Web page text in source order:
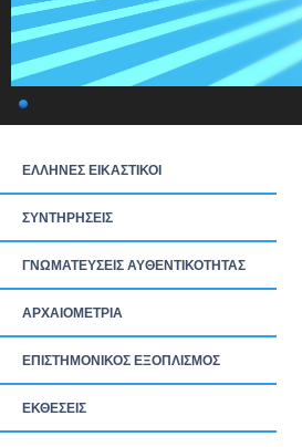
ΕΛΛΗΝΕΣ ΕΙΚΑΣΤΙΚΟΙ
ΣΥΝΤΗΡΗΣΕΙΣ
ΓΝΩΜΑΤΕΥΣΕΙΣ ΑΥΘΕΝΤΙΚΟΤΗΤΑΣ
ΑΡΧΑΙΟΜΕΤΡΙΑ
ΕΠΙΣΤΗΜΟΝΙΚΟΣ ΕΞΟΠΛΙΣΜΟΣ
ΕΚΘΕΣΕΙΣ